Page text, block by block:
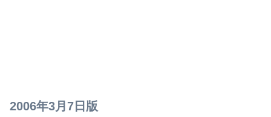
2006年3月7日版